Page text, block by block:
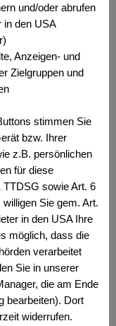
,
,
Nr. 1/3/26
vorliegende
einer
der
Sie sind
in ihrer
und/oder abrufen
in den USA
Anzeigen- und
Zielgruppen und
stimmen Sie
bzw. Ihrer
z.B. persönlichen
für diese
sowie Art. 6
Sie gem. Art.
in den USA Ihre
möglich, dass die
verarbeitet
Sie in unserer
die am Ende
bearbeiten). Dort
widerrufen.